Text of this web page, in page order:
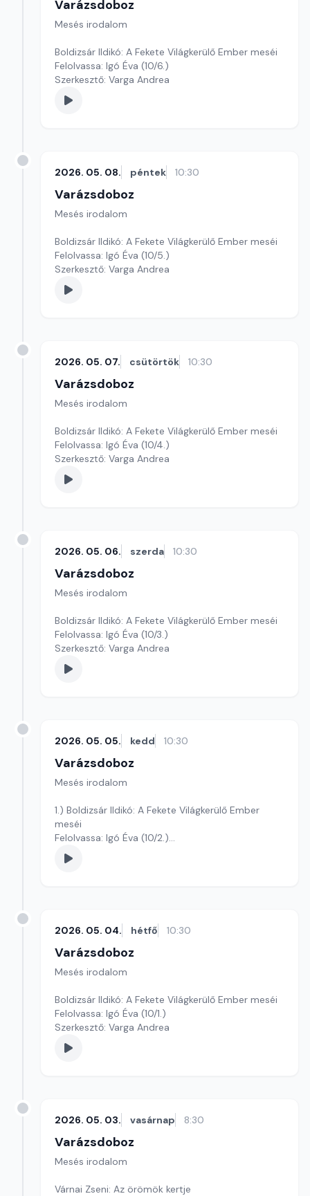
Varázsdoboz
Mesés irodalom
Boldizsár Ildikó: A Fekete Világkerülő Ember meséi
Felolvassa: Igó Éva (10/6.)
Szerkesztő: Varga Andrea
2026. 05. 08. péntek 10:30
Varázsdoboz
Mesés irodalom
Boldizsár Ildikó: A Fekete Világkerülő Ember meséi
Felolvassa: Igó Éva (10/5.)
Szerkesztő: Varga Andrea
2026. 05. 07. csütörtök 10:30
Varázsdoboz
Mesés irodalom
Boldizsár Ildikó: A Fekete Világkerülő Ember meséi
Felolvassa: Igó Éva (10/4.)
Szerkesztő: Varga Andrea
2026. 05. 06. szerda 10:30
Varázsdoboz
Mesés irodalom
Boldizsár Ildikó: A Fekete Világkerülő Ember meséi
Felolvassa: Igó Éva (10/3.)
Szerkesztő: Varga Andrea
2026. 05. 05. kedd 10:30
Varázsdoboz
Mesés irodalom
1.) Boldizsár Ildikó: A Fekete Világkerülő Ember
meséi
Felolvassa: Igó Éva (10/2.)
Szerkesztő: Varga Andrea
2026. 05. 04. hétfő 10:30
Varázsdoboz
Mesés irodalom
Boldizsár Ildikó: A Fekete Világkerülő Ember meséi
Felolvassa: Igó Éva (10/1.)
Szerkesztő: Varga Andrea
2026. 05. 03. vasárnap 8:30
Varázsdoboz
Mesés irodalom
Várnai Zseni: Az örömök kertje